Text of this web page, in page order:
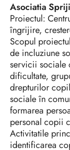
Asociatia
Proiectul:
îngrijire,
Scopul
de incluziune
servicii sociale
dificultate,
drepturilor
sociale în
formarea
personal copii
Activitatile
identificarea